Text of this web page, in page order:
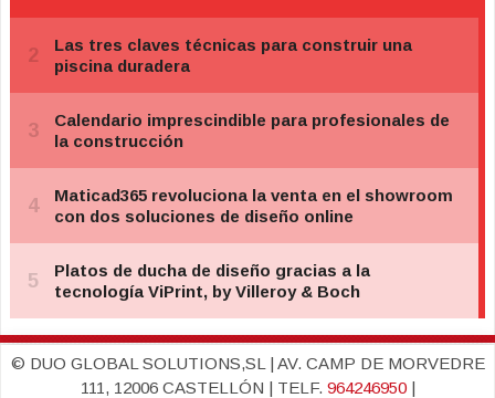
© DUO GLOBAL SOLUTIONS,SL | AV. CAMP DE MORVEDRE
111, 12006 CASTELLÓN | TELF. 964246950|